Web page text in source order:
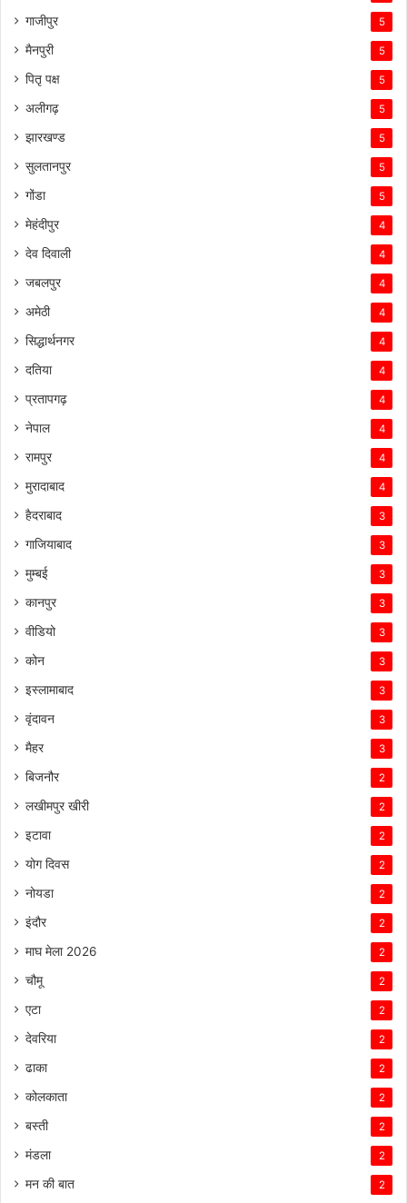
गाजीपुर 5
मैनपुरी 5
पितृ पक्ष 5
अलीगढ़ 5
झारखण्ड 5
सुलतानपुर 5
गोंडा 5
मेहंदीपुर 4
देव दिवाली 4
जबलपुर 4
अमेठी 4
सिद्धार्थनगर 4
दतिया 4
प्रतापगढ़ 4
नेपाल 4
रामपुर 4
मुरादाबाद 4
हैदराबाद 3
गाजियाबाद 3
मुम्बई 3
कानपुर 3
वीडियो 3
कोन 3
इस्लामाबाद 3
वृंदावन 3
मैहर 3
बिजनौर 2
लखीमपुर खीरी 2
इटावा 2
योग दिवस 2
नोयडा 2
इंदौर 2
माघ मेला 2026 2
चौमू 2
एटा 2
देवरिया 2
ढाका 2
कोलकाता 2
बस्ती 2
मंडला 2
मन की बात 2